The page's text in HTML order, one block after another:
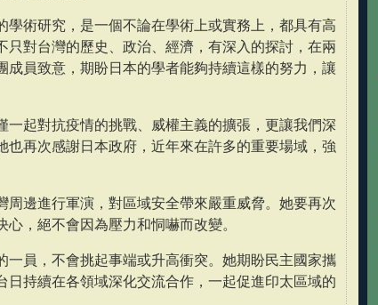
術研究，是一個不論在學術上或實務上，都具有高
只對台灣的歷史、政治、經濟，有深入的探討，在兩
成員致意，期盼日本的學者能夠持續這樣的努力，讓
起對抗疫情的挑戰、威權主義的擴張，更讓我們深
再次感謝日本政府，近年來在許多的重要場域，強
邊進行軍演，對區域安全帶來嚴重威脅。她要再次
，絕不會因為壓力和恫嚇而改變。
一員，不會挑起事端或升高衝突。她期盼民主國家攜
持續在各領域深化交流合作，一起促進印太區域的